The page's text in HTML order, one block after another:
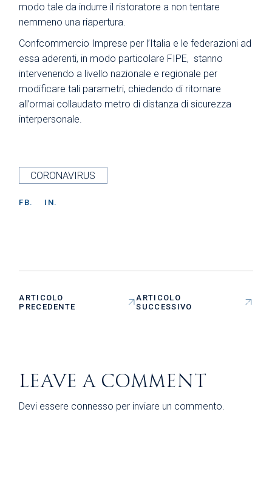
modo tale da indurre il ristoratore a non tentare
nemmeno una riapertura.
Confcommercio Imprese per l’Italia e le federazioni ad
essa aderenti, in modo particolare FIPE, stanno
intervenendo a livello nazionale e regionale per
modificare tali parametri, chiedendo di ritornare
all’ormai collaudato metro di distanza di sicurezza
interpersonale.
CORONAVIRUS
FB. IN.
ARTICOLO
PRECEDENTE
ARTICOLO
SUCCESSIVO
LEAVE A COMMENT
Devi essere connesso per inviare un commento.